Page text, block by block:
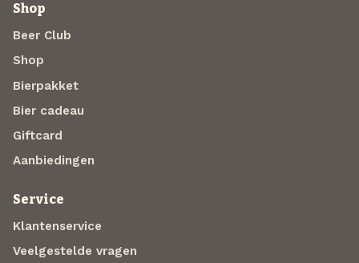
Shop
Beer Club
Shop
Bierpakket
Bier cadeau
Giftcard
Aanbiedingen
Service
Klantenservice
Veelgestelde vragen